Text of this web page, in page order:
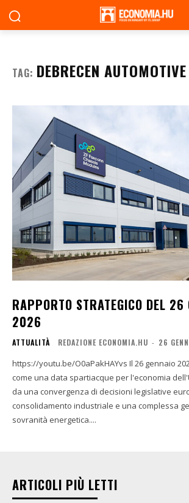
TAG: DEBRECEN
RAPPORTO STRATEGICO DEL 26
2026
ATTUALITÀ REDAZIONE ECONOMIA.HU - 26
https://youtu.be/O0aPakHAYvs Il 26 gennaio 2026 si configura
come una data spartiacque per l'economia
da una convergenza di decisioni legislative
consolidamento industriale e una complessa
sovranità energetica....
ARTICOLI PIÙ LETTI